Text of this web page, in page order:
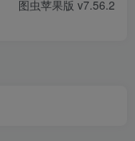
图虫苹果版 v7.56.2